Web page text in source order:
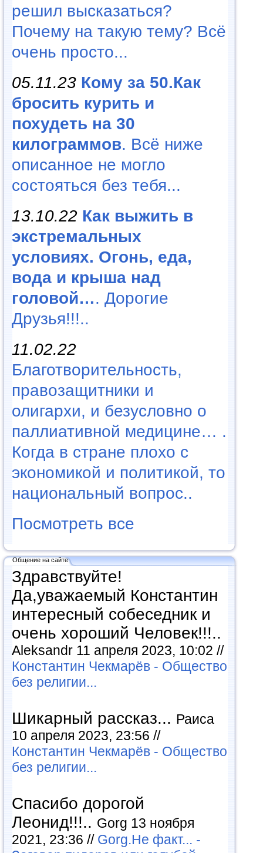
решил высказаться?
Почему на такую тему? Всё
очень просто...
05.11.23 Кому за 50.Как
бросить курить и
похудеть на 30
килограммов. Всё ниже
описанное не могло
состояться без тебя...
13.10.22 Как выжить в
экстремальных
условиях. Огонь, еда,
вода и крыша над
головой…. Дорогие
Друзья!!!..
11.02.22
Благотворительность,
правозащитники и
олигархи, и безусловно о
паллиативной медицине… .
Когда в стране плохо с
экономикой и политикой, то
национальный вопрос..
Посмотреть все
Общение на сайте
Здравствуйте!
Да,уважаемый Константин
интересный собеседник и
очень хороший Человек!!!..
Aleksandr 11 апреля 2023, 10:02 //
Константин Чекмарёв - Общество
без религии...
Шикарный рассказ... Раиса
10 апреля 2023, 23:56 //
Константин Чекмарёв - Общество
без религии...
Спасибо дорогой
Леонид!!!.. Gorg 13 ноября
2021, 23:36 // Gorg.Не факт... -